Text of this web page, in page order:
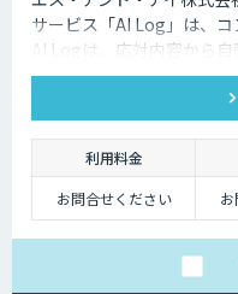
サービス「AI Log」は、コ
AI Logは、応対内容から
出し、応対品質の向上を
利用料金
お問合せください